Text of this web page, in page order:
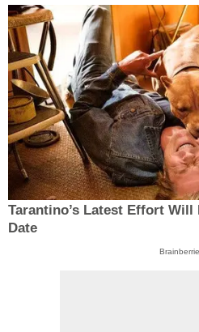
Tarantino’s Latest Effort
Date